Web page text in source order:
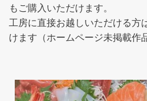
もご購入いただけます。
工房に直接お越しいただける方
けます（ホームページ未掲載作